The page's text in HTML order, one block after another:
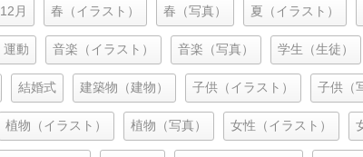
12月 春（イラスト） 春（写真） 夏（イラスト）
運動 音楽（イラスト） 音楽（写真） 学生（生徒）
結婚式 建築物（建物） 子供（イラスト） 子供（
植物（イラスト） 植物（写真） 女性（イラスト）